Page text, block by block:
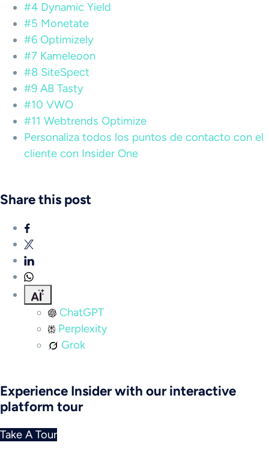
#4 Dynamic Yield
#5 Monetate
#6 Optimizely
#7 Kameleoon
#8 SiteSpect
#9 AB Tasty
#10 VWO
#11 Webtrends Optimize
Personaliza todos los puntos de contacto con el
cliente con Insider One
Share this post
ChatGPT
Perplexity
Grok
Experience Insider with our interactive
platform tour
Take A Tour